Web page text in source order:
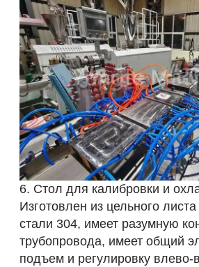
6. Стол для калибровки и
Изготовлен из цельного
стали 304, имеет разумную
трубопровода, имеет общий
подъем и регулировку влево-